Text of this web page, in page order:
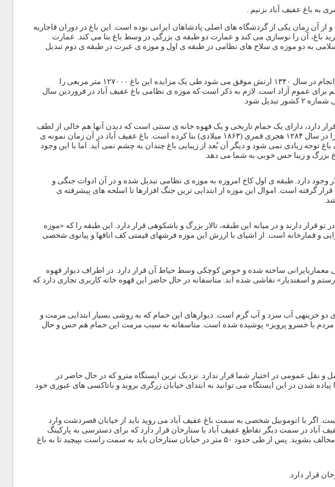
به باغ عفیف آباد بزنیم .
آن زمان یکی از گردشگاه های اصلی پادشاهان ایرانی بوده است. این باغ در دوران قاجاریه
باغ، آن را نوسازی می کند و عمارت دو طبقه ی بزرگی در وسط باغ بنا می کند. عمارت
به دو موزه ی سلاح های نظامی در طبقه ی اول و موزه ی عبرت در طبقه ی دوم تبدیل
باروی کار آمدن حکومت پهلوی این باغ به فرح پهلوی هدیه داده می شود و سرانجام در سال ۱۳۴۰ ارتش موفق می شود طی یک مزایده این باغ ۱۲۷۰۰۰ متر مربعی را
هم برای عموم آزاد است. لازم به ذکر است که موزه ی نظامی باغ عفیف آباد در فروردین سال
دارد، دارای یک حمام تاریخی و یک قهوه خانه ی سنتی است که دیدن آنها هم خالی از لطف
نیست. سازنده ی باغ میرزا علی محمد خان قوام الملک دوم است که این باغ را در سال ۱۲۸۴ هجری قمری (۱۸۶۳ میلادی) بنا کرده است. باغ عفیف آباد در آن زمان نمونه ی
توجه زیادی نمی شود و دیگر آن بُعد از زیبایی باغ چندان به چشم نمی آید. اما با این وجود
بزرگ و زیبا حس خوبی به شما می دهد.
کاخ در دو طبقه ساخته شده و در آن حدود ۳۰ اتاق و تالار وجود دارد. طبقه ی اول کاخ امروزه به موزه ی نظامی تبدیل شده و در آن ادوات جنگی و
گرفته است. اموال این موزه از ابتدایی ترین جنگ افزارها تا اسلحه های پیشرفته ی
دارند و در میانه این طبقه، تالار بزرگ و باشکوهی قرار دارد. این طبقه را که «موزه
و قمارخانه است. از اشیای با ارزش این موزه فرشهای قیمتی کف اتاقها و پیانوی شخصی
معماریایرانی ساخته شده و حوض کوچکی وسط حیاط آن قرار دارد. در اطراف دیوار قهوه
و اسفندیار» نقاشی شده اند. متاسفانه در حال حاضر این قهوه خانه کاربری تجاری دارد که
دو خزینهی آب سرد و آب گرم است. دیوارهای این حمام که به روشی بسیار ابتدایی مرمت و
مردم با خسرو پرویز» پوشیده شده است. متاسفانه به سبب مرمت این حمام هم حس و حال
نقل عمومی در اختیار شما قرار ندارد. نزدیک ترین ایستگاه مترو که در حال حاضر در
شدن در این ایستگاه می توانید به ابتدای خیابان زرگری بروید و باتاکسی های عبوری خود
اگر با اتوموبیل شخصی به سمت باغ عفیف آباد می روید باید از خیابان قصردشت وارد
عفیف آباد در سمت دیگر تقاطع عفیف آباد با ستارخان قرار دارد که برای دسترسی به پارکینگ
روبروی باغ باید وارد خیابان ستارخان شوید و از اولین دور برگردان وارد جهت مخالف بشوید. پس از طی حدود ۵۰ متر در خیابان ستارخان باید به سمت راست بپیچید تا به باغ
قرار دارد.